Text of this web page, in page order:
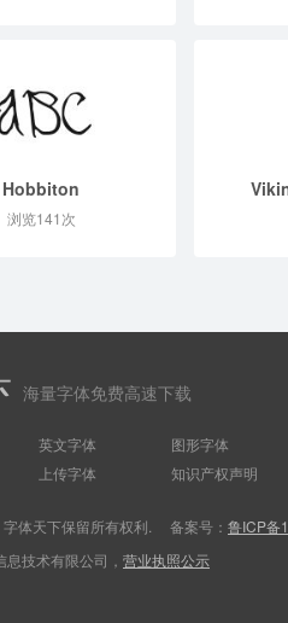
Hobbiton
浏览141次
海量字体免费高速下载
英文字体 图形字体
上传字体 知识产权声明
体天下保留所有权利. 备案号： 鲁ICP备
技术有限公司， 营业执照公示